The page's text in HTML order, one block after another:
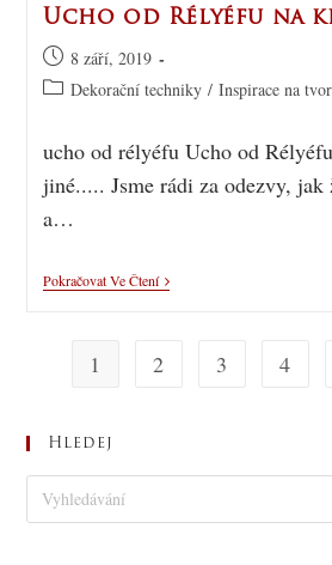
Ucho od Rélyéfu na
8 září, 2019
Dekorační techniky / Inspirace na
ucho od rélyéfu Ucho od
jiné..... Jsme rádi za odezvy, jak
a…
Pokračovat Ve Čtení
1 2 3 4
Hledej